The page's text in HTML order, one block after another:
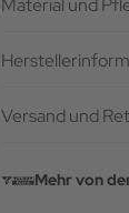
Versand und
Mehr von